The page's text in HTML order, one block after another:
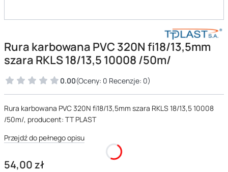
Rura karbowana PVC 320N fi18/13,5mm
szara RKLS 18/13,5 10008 /50m/
0.00(Oceny: 0 Recenzje: 0)
Rura karbowana PVC 320N fi18/13,5mm szara RKLS 18/13,5 10008
/50m/, producent: TT PLAST
Przejdź do pełnego opisu
Cena
54,00 zł